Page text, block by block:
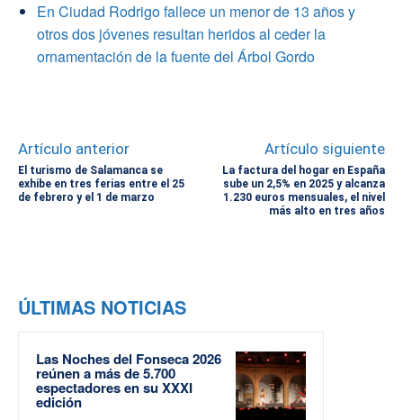
En Ciudad Rodrigo fallece un menor de 13 años y
otros dos jóvenes resultan heridos al ceder la
ornamentación de la fuente del Árbol Gordo
Artículo anterior
El turismo de Salamanca se
exhibe en tres ferias entre el 25
de febrero y el 1 de marzo
Artículo siguiente
La factura del hogar en España
sube un 2,5% en 2025 y alcanza
1.230 euros mensuales, el nivel
más alto en tres años
ÚLTIMAS NOTICIAS
Las Noches del Fonseca 2026
reúnen a más de 5.700
espectadores en su XXXI
edición